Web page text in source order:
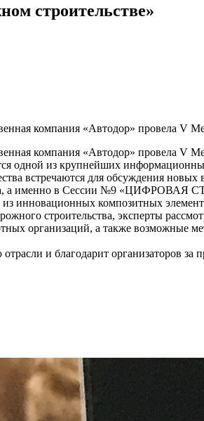
строительстве»
компания «Автодор» провела
компания «Автодор» провела
одной из крупнейших
встречаются для обсуждения
а именно в Сессии №9
инновационных композитных
строительства, эксперты
организаций, а также возможные
и благодарит организаторов за